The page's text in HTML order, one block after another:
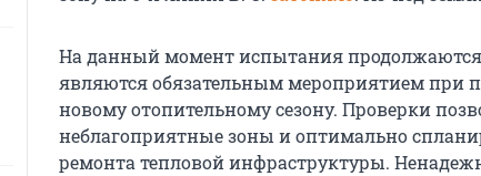
На данный момент испытания
являются обязательным мероприятием при
новому отопительному сезону. Проверки
неблагоприятные зоны и оптимально
ремонта тепловой инфраструктуры.